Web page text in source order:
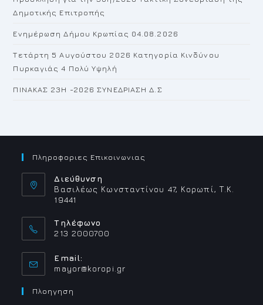
Δημοτικής Επιτροπής
Ενημέρωση Δήμου Κρωπίας 04.08.2026
Τετάρτη 5 Αυγούστου 2026 Κατηγορία Κινδύνου
Πυρκαγιάς 4 Πολύ Υψηλή
ΠΙΝΑΚΑΣ 23H -2026 ΣΥΝΕΔΡΙΑΣΗ Δ.Σ
Πληροφοριες Επικοινωνιας
Διεύθυνση
Βασιλέως Κωνσταντίνου 47, Κορωπί, Τ.Κ.
19441
Τηλέφωνο
213 2000700
Email:
mayor@koropi.grOpens
Πλοηγηση